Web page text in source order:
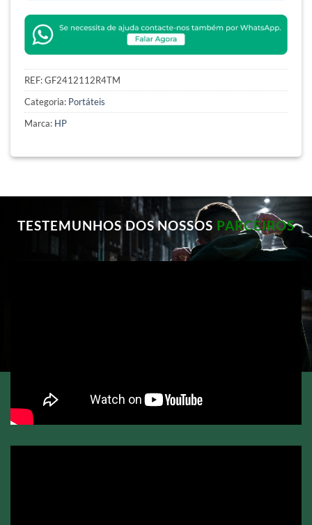
REF:GF2412112R4TM
Categoria: Portáteis
Marca: HP
TESTEMUNHOS DOS NOSSOS PARCEIROS